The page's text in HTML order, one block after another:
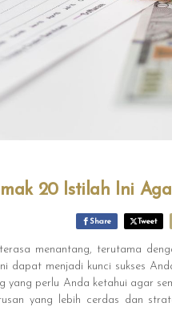
20 Istilah Ini
Share Tweet
menantang, terutama
dapat menjadi kunci sukses
yang perlu Anda ketahui agar
yang lebih cerdas dan